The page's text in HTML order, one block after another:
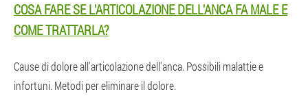
COSA FARE SE L'ARTICOLAZIONE DELL'ANCA FA MALE E
COME TRATTARLA?
Cause di dolore all'articolazione dell'anca. Possibili malattie e
infortuni. Metodi per eliminare il dolore.